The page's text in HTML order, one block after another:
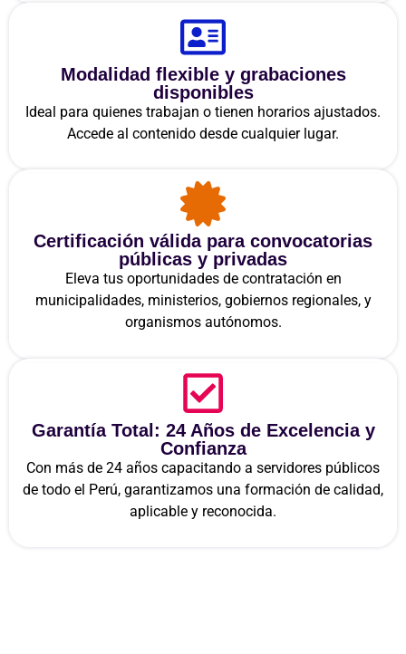
Modalidad flexible y grabaciones
disponibles
Ideal para quienes trabajan o tienen horarios ajustados.
Accede al contenido desde cualquier lugar.
Certificación válida para convocatorias
públicas y privadas
Eleva tus oportunidades de contratación en
municipalidades, ministerios, gobiernos regionales, y
organismos autónomos.
Garantía Total: 24 Años de Excelencia y
Confianza
Con más de 24 años capacitando a servidores públicos
de todo el Perú, garantizamos una formación de calidad,
aplicable y reconocida.